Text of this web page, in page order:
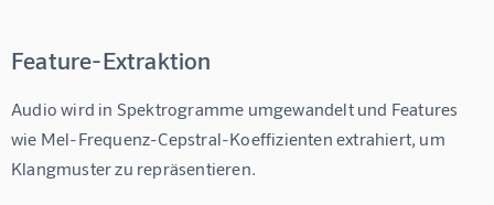
Feature-Extraktion
Audio wird in Spektrogramme umgewandelt und Features
wie Mel-Frequenz-Cepstral-Koeffizienten extrahiert, um
Klangmuster zu repräsentieren.